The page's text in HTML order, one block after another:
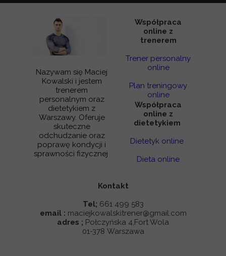
Kontakt
Tel; 661 499 583
email : maciejkowalskitrener@gmail.com
adres ; Połczyńska 4,Fort Wola
01-378 Warszawa
Współpraca
online z
dietetykiem
Dietetyk online
Dieta online
Współpraca
online z
trenerem
Trener personalny
online
Plan treningowy
online
Nazywam się Maciej
Kowalski i jestem
trenerem
personalnym oraz
dietetykiem z
Warszawy. Oferuje
skuteczne
odchudzanie oraz
poprawę kondycji i
sprawności fizycznej